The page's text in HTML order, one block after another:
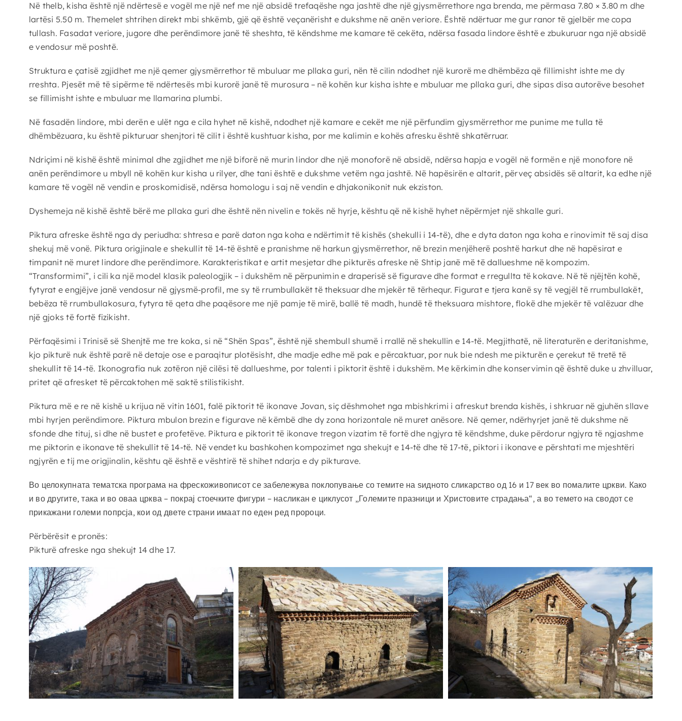
Në thelb, kisha është një ndërtesë e vogël me një nef me një absidë trefaqëshe nga jashtë dhe një gjysmërrethore nga brenda, me përmasa 7.80 × 3.80 m dhe
lartësi 5.50 m. Themelet shtrihen direkt mbi shkëmb, gjë që është veçanërisht e dukshme në anën veriore. Është ndërtuar me gur ranor të gjelbër me copa
tullash. Fasadat veriore, jugore dhe perëndimore janë të sheshta, të këndshme me kamare të cekëta, ndërsa fasada lindore është e zbukuruar nga një absidë
e vendosur më poshtë.
Struktura e çatisë zgjidhet me një qemer gjysmërrethor të mbuluar me pllaka guri, nën të cilin ndodhet një kurorë me dhëmbëza që fillimisht ishte me dy
rreshta. Pjesët më të sipërme të ndërtesës mbi kurorë janë të murosura – në kohën kur kisha ishte e mbuluar me pllaka guri, dhe sipas disa autorëve besohet
se fillimisht ishte e mbuluar me llamarina plumbi.
Në fasadën lindore, mbi derën e ulët nga e cila hyhet në kishë, ndodhet një kamare e cekët me një përfundim gjysmërrethor me punime me tulla të
dhëmbëzuara, ku është pikturuar shenjtori të cilit i është kushtuar kisha, por me kalimin e kohës afresku është shkatërruar.
Ndriçimi në kishë është minimal dhe zgjidhet me një biforë në murin lindor dhe një monoforë në absidë, ndërsa hapja e vogël në formën e një monofore në
anën perëndimore u mbyll në kohën kur kisha u rilyer, dhe tani është e dukshme vetëm nga jashtë. Në hapësirën e altarit, përveç absidës së altarit, ka edhe një
kamare të vogël në vendin e proskomidisë, ndërsa homologu i saj në vendin e dhjakonikonit nuk ekziston.
Dyshemeja në kishë është bërë me pllaka guri dhe është nën nivelin e tokës në hyrje, kështu që në kishë hyhet nëpërmjet një shkalle guri.
Piktura afreske është nga dy periudha: shtresa e parë daton nga koha e ndërtimit të kishës (shekulli i 14-të), dhe e dyta daton nga koha e rinovimit të saj disa
shekuj më vonë. Piktura origjinale e shekullit të 14-të është e pranishme në harkun gjysmërrethor, në brezin menjëherë poshtë harkut dhe në hapësirat e
timpanit në muret lindore dhe perëndimore. Karakteristikat e artit mesjetar dhe pikturës afreske në Shtip janë më të dallueshme në kompozim.
“Transformimi”, i cili ka një model klasik paleologjik – i dukshëm në përpunimin e draperisë së figurave dhe format e rregullta të kokave. Në të njëjtën kohë,
fytyrat e engjëjve janë vendosur në gjysmë-profil, me sy të rrumbullakët të theksuar dhe mjekër të tërhequr. Figurat e tjera kanë sy të vegjël të rrumbullakët,
bebëza të rrumbullakosura, fytyra të qeta dhe paqësore me një pamje të mirë, ballë të madh, hundë të theksuara mishtore, flokë dhe mjekër të valëzuar dhe
një gjoks të fortë fizikisht.
Përfaqësimi i Trinisë së Shenjtë me tre koka, si në “Shën Spas”, është një shembull shumë i rrallë në shekullin e 14-të. Megjithatë, në literaturën e deritanishme,
kjo pikturë nuk është parë në detaje ose e paraqitur plotësisht, dhe madje edhe më pak e përcaktuar, por nuk bie ndesh me pikturën e çerekut të tretë të
shekullit të 14-të. Ikonografia nuk zotëron një cilësi të dallueshme, por talenti i piktorit është i dukshëm. Me kërkimin dhe konservimin që është duke u zhvilluar,
pritet që afresket të përcaktohen më saktë stilistikisht.
Piktura më e re në kishë u krijua në vitin 1601, falë piktorit të ikonave Jovan, siç dëshmohet nga mbishkrimi i afreskut brenda kishës, i shkruar në gjuhën sllave
mbi hyrjen perëndimore. Piktura mbulon brezin e figurave në këmbë dhe dy zona horizontale në muret anësore. Në qemer, ndërhyrjet janë të dukshme në
sfonde dhe tituj, si dhe në bustet e profetëve. Piktura e piktorit të ikonave tregon vizatim të fortë dhe ngjyra të këndshme, duke përdorur ngjyra të ngjashme
me piktorin e ikonave të shekullit të 14-të. Në vendet ku bashkohen kompozimet nga shekujt e 14-të dhe të 17-të, piktori i ikonave e përshtati me mjeshtëri
ngjyrën e tij me origjinalin, kështu që është e vështirë të shihet ndarja e dy pikturave.
Во целокупната тематска програма на фрескоживописот се забележува поклопување со темите на ѕидното сликарство од 16 и 17 век во помалите цркви. Како
и во другите, така и во оваа црква – покрај стоечките фигури – насликан е циклусот „Големите празници и Христовите страдања“, а во темето на сводот се
прикажани големи попрсја, кои од двете страни имаат по еден ред пророци.
Përbërësit e pronës:
Pikturë afreske nga shekujt 14 dhe 17.